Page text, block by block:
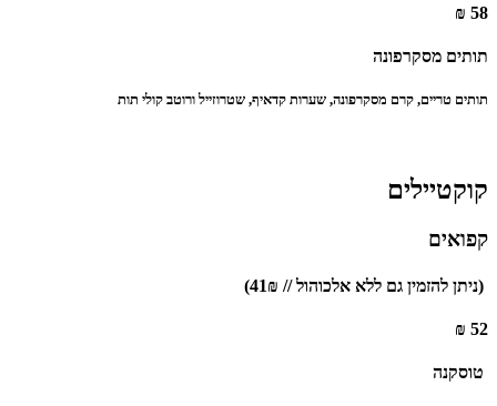
58 ₪
תותים מסקרפונה
תותים טריים, קרם מסקרפונה, שערות קדאיף, שטרוזייל ורוטב קולי תות
קוקטיילים
קפואים
‫ (ניתן להזמין גם ללא אלכוהול // 41₪)
52 ₪
‏ טוסקנה ‏